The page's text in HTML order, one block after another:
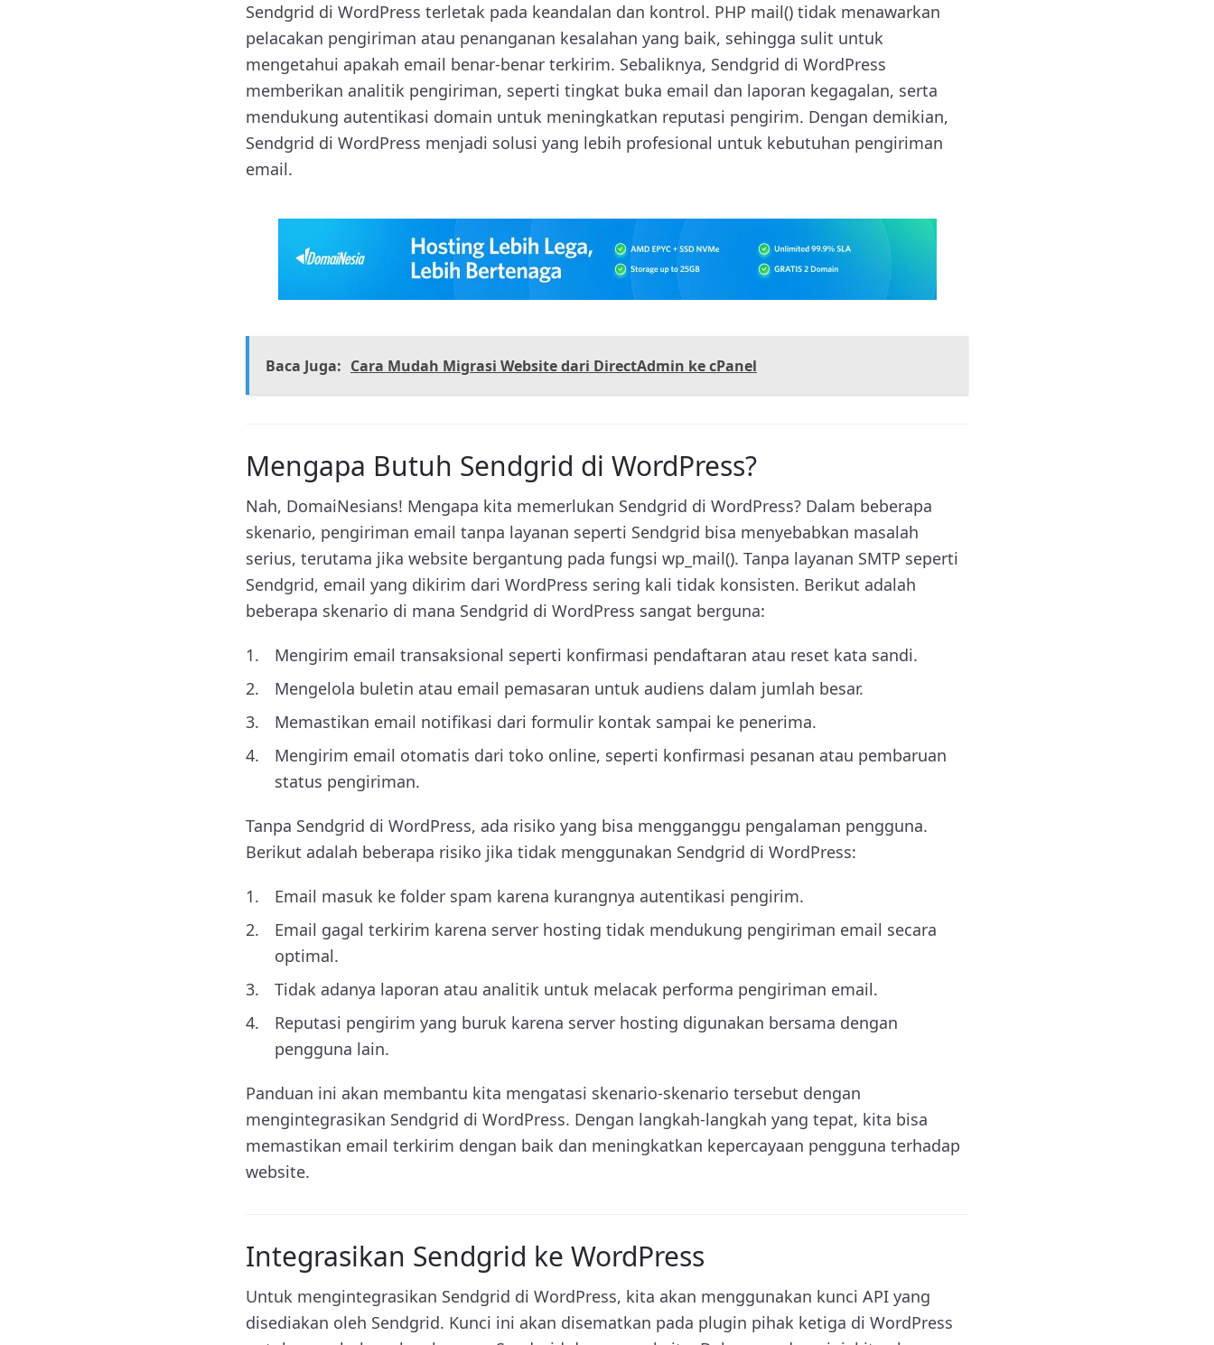
Sendgrid di WordPress terletak pada keandalan dan kontrol. PHP mail() tidak menawarkan
pelacakan pengiriman atau penanganan kesalahan yang baik, sehingga sulit untuk
mengetahui apakah email benar-benar terkirim. Sebaliknya, Sendgrid di WordPress
memberikan analitik pengiriman, seperti tingkat buka email dan laporan kegagalan, serta
mendukung autentikasi domain untuk meningkatkan reputasi pengirim. Dengan demikian,
Sendgrid di WordPress menjadi solusi yang lebih profesional untuk kebutuhan pengiriman
email.
Baca Juga: Cara Mudah Migrasi Website dari DirectAdmin ke cPanel
Mengapa Butuh Sendgrid di WordPress?
Nah, DomaiNesians! Mengapa kita memerlukan Sendgrid di WordPress? Dalam beberapa
skenario, pengiriman email tanpa layanan seperti Sendgrid bisa menyebabkan masalah
serius, terutama jika website bergantung pada fungsi wp_mail(). Tanpa layanan SMTP seperti
Sendgrid, email yang dikirim dari WordPress sering kali tidak konsisten. Berikut adalah
beberapa skenario di mana Sendgrid di WordPress sangat berguna:
Mengirim email transaksional seperti konfirmasi pendaftaran atau reset kata sandi.
Mengelola buletin atau email pemasaran untuk audiens dalam jumlah besar.
Memastikan email notifikasi dari formulir kontak sampai ke penerima.
Mengirim email otomatis dari toko online, seperti konfirmasi pesanan atau pembaruan
status pengiriman.
Tanpa Sendgrid di WordPress, ada risiko yang bisa mengganggu pengalaman pengguna.
Berikut adalah beberapa risiko jika tidak menggunakan Sendgrid di WordPress:
Email masuk ke folder spam karena kurangnya autentikasi pengirim.
Email gagal terkirim karena server hosting tidak mendukung pengiriman email secara
optimal.
Tidak adanya laporan atau analitik untuk melacak performa pengiriman email.
Reputasi pengirim yang buruk karena server hosting digunakan bersama dengan
pengguna lain.
Panduan ini akan membantu kita mengatasi skenario-skenario tersebut dengan
mengintegrasikan Sendgrid di WordPress. Dengan langkah-langkah yang tepat, kita bisa
memastikan email terkirim dengan baik dan meningkatkan kepercayaan pengguna terhadap
website.
Integrasikan Sendgrid ke WordPress
Untuk mengintegrasikan Sendgrid di WordPress, kita akan menggunakan kunci API yang
disediakan oleh Sendgrid. Kunci ini akan disematkan pada plugin pihak ketiga di WordPress